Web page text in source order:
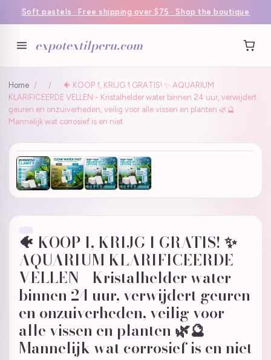
Soft pastels · Free shipping over $75 · Shop the boutique
expotextilperu.com
Home / /
🐠 KOOP 1, KRIJG 1 GRATIS! ✨ AQUARIUM
KLARIFICEERDE VELLEN - Kristalhelder water binnen 24 uur, verwijdert
geuren en onzuiverheden, veilig voor alle vissen en planten 🌿🔮
Mannelijk wat corrosief is en niet
🐠 KOOP 1, KRIJG 1 GRATIS! ✨
AQUARIUM KLARIFICEERDE
VELLEN - Kristalhelder water
binnen 24 uur, verwijdert geuren
en onzuiverheden, veilig voor
alle vissen en planten 🌿🔮
Mannelijk wat corrosief is en niet